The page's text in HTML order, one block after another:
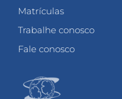
Matrículas
Trabalhe conosco
Fale conosco